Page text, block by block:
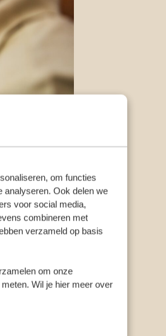
om functies
analyseren. Ook delen we
voor social media,
combineren met
verzameld op basis
om onze
Wil je hier meer over
houden de
toeslag WiFi